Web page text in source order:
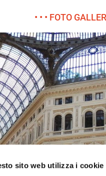
sito web utilizza i cookie
• • • FOTO